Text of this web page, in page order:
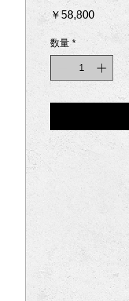
￥58,800価
数量 *